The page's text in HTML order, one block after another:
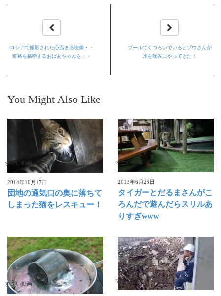
ロシアで撮影された心温まる映像・・
道路を横断するおばあちゃんを・・
プールでくつろいでいるとゾウさんが
水を飲みにやってきた！
You Might Also Like
すごい動画
2014年10月17日
団地の通気口の奥に落ちて
しまった猫をレスキュー！
すごい動画
2013年6月26日
タイガーとだるまさんがこ
ろんだで遊んだらスリルあ
りすぎwww
すごい動画
すごい動画